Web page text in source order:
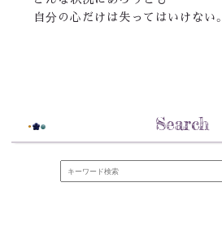
自分の心だけは失ってはいけない。
Search